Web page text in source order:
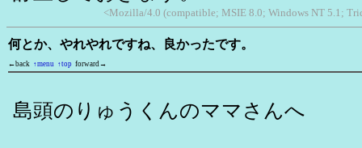
<Mozilla/4.0 (compatible; MSIE 8.0; Windows NT 5.1;
何とか、やれやれですね、良かったです。
←back ↑menu ↑top forward→
島頭のりゅうくんのママさんへ